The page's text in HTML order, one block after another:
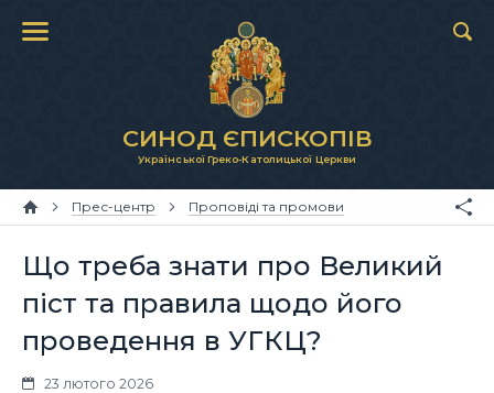
СИНОД ЄПИСКОПІВ
Української Греко-Католицької Церкви
Прес-центр Проповіді та промови
Що треба знати про Великий
піст та правила щодо його
проведення в УГКЦ?
23 лютого 2026